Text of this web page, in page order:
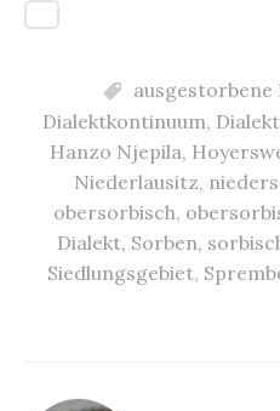
ausgestorbene
Dialektkontinuum,
Hanzo Njepila,
Niederlausitz,
obersorbisch,
Dialekt, Sorben,
Siedlungsgebiet,